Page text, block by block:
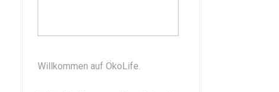
Willkommen auf ÖkoLife.